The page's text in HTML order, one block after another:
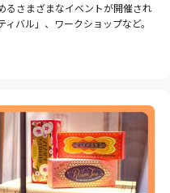
るさまざまなイベントが開催され
バル」、ワークショップなど。